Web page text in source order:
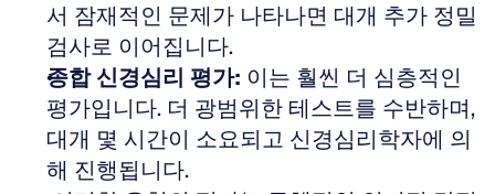
서 잠재적인 문제가 나타나면 대개 추가 정밀
검사로 이어집니다.
종합 신경심리 평가: 이는 훨씬 더 심층적인
평가입니다. 더 광범위한 테스트를 수반하며,
대개 몇 시간이 소요되고 신경심리학자에 의
해 진행됩니다.